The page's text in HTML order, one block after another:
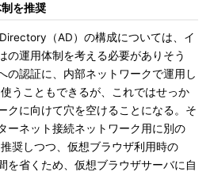
を推奨
（AD）の構成については、イ
の運用体制を考える必要がありそう
の認証に、内部ネットワークで運用し
うこともできるが、これではせっか
クに向けて穴を空けることになる。そ
ーネット接続ネットワーク用に別の
奨しつつ、仮想ブラウザ利用時の
を省くため、仮想ブラウザサーバに自